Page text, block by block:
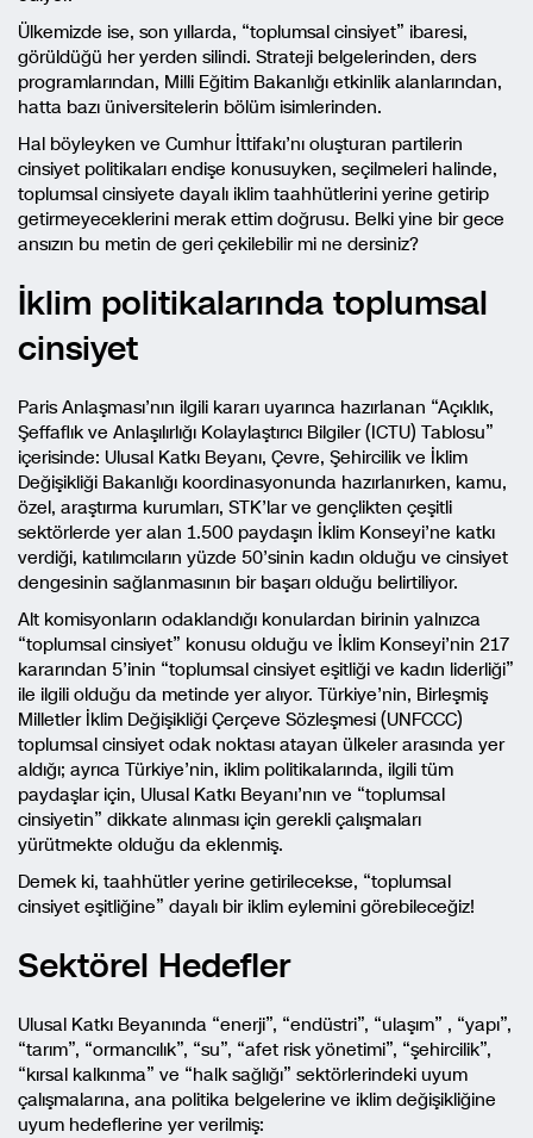
Ülkemizde ise, son yıllarda, “toplumsal cinsiyet” ibaresi,
görüldüğü her yerden silindi. Strateji belgelerinden, ders
programlarından, Milli Eğitim Bakanlığı etkinlik alanlarından,
hatta bazı üniversitelerin bölüm isimlerinden.
Hal böyleyken ve Cumhur İttifakı’nı oluşturan partilerin
cinsiyet politikaları endişe konusuyken, seçilmeleri halinde,
toplumsal cinsiyete dayalı iklim taahhütlerini yerine getirip
getirmeyeceklerini merak ettim doğrusu. Belki yine bir gece
ansızın bu metin de geri çekilebilir mi ne dersiniz?
İklim politikalarında toplumsal
cinsiyet
Paris Anlaşması’nın ilgili kararı uyarınca hazırlanan “Açıklık,
Şeffaflık ve Anlaşılırlığı Kolaylaştırıcı Bilgiler (ICTU) Tablosu”
içerisinde: Ulusal Katkı Beyanı, Çevre, Şehircilik ve İklim
Değişikliği Bakanlığı koordinasyonunda hazırlanırken, kamu,
özel, araştırma kurumları, STK’lar ve gençlikten çeşitli
sektörlerde yer alan 1.500 paydaşın İklim Konseyi’ne katkı
verdiği, katılımcıların yüzde 50’sinin kadın olduğu ve cinsiyet
dengesinin sağlanmasının bir başarı olduğu belirtiliyor.
Alt komisyonların odaklandığı konulardan birinin yalnızca
“toplumsal cinsiyet” konusu olduğu ve İklim Konseyi’nin 217
kararından 5’inin “toplumsal cinsiyet eşitliği ve kadın liderliği”
ile ilgili olduğu da metinde yer alıyor. Türkiye’nin, Birleşmiş
Milletler İklim Değişikliği Çerçeve Sözleşmesi (UNFCCC)
toplumsal cinsiyet odak noktası atayan ülkeler arasında yer
aldığı; ayrıca Türkiye’nin, iklim politikalarında, ilgili tüm
paydaşlar için, Ulusal Katkı Beyanı’nın ve “toplumsal
cinsiyetin” dikkate alınması için gerekli çalışmaları
yürütmekte olduğu da eklenmiş.
Demek ki, taahhütler yerine getirilecekse, “toplumsal
cinsiyet eşitliğine” dayalı bir iklim eylemini görebileceğiz!
Sektörel Hedefler
Ulusal Katkı Beyanında “enerji”, “endüstri”, “ulaşım” , “yapı”,
“tarım”, “ormancılık”, “su”, “afet risk yönetimi”, “şehircilik”,
“kırsal kalkınma” ve “halk sağlığı” sektörlerindeki uyum
çalışmalarına, ana politika belgelerine ve iklim değişikliğine
uyum hedeflerine yer verilmiş: